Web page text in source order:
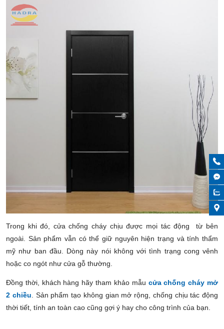
Trong khi đó, cửa chống cháy chịu được mọi tác động từ bên
ngoài. Sản phẩm vẫn có thể giữ nguyên hiện trạng và tính thẩm
mỹ như ban đầu. Dòng này nói không với tình trạng cong vênh
hoặc co ngót như cửa gỗ thường.
Đồng thời, khách hàng hãy tham khảo mẫu cửa chống cháy mở
2 chiều . Sản phẩm tạo không gian mở rộng, chống chịu tác động
thời tiết, tính an toàn cao cũng gợi ý hay cho công trình của bạn.